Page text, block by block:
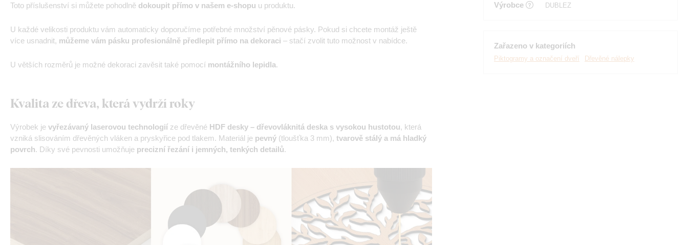
Toto příslušenství si můžete pohodlně dokoupit přímo v našem e-shopu u produktu.
U každé velikosti produktu vám automaticky doporučíme potřebné množství pěnové pásky. Pokud si chcete montáž ještě
více usnadnit, můžeme vám pásku profesionálně předlepit přímo na dekoraci – stačí zvolit tuto možnost v nabídce.
U větších rozměrů je možné dekoraci zavěsit také pomocí montážního lepidla.
Kvalita ze dřeva, která vydrží roky
Výrobek je vyřezávaný laserovou technologií ze dřevěné HDF desky – dřevovláknitá deska s vysokou hustotou, která
vzniká slisováním dřevěných vláken a pryskyřice pod tlakem. Materiál je pevný (tloušťka 3 mm), tvarově stálý a má hladký
povrch. Díky své pevnosti umožňuje precizní řezání i jemných, tenkých detailů.
Výrobce DUBLEZ
Zařazeno v kategoriích
Piktogramy a označení dveří Dřevěné nálepky